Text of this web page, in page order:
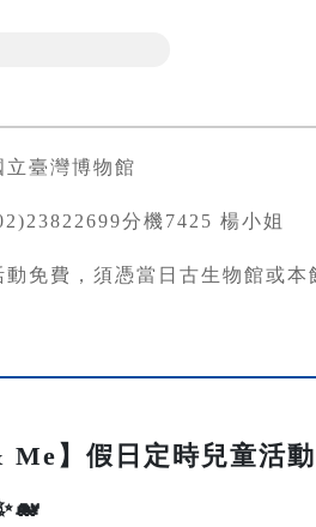
立臺灣博物館
分機7425 楊小姐
動免費，須憑當日古生物館或本
Me】假日定時兒童活